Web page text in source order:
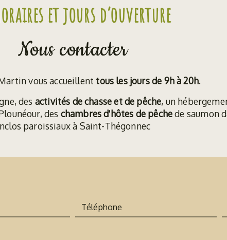
et jours d’ouverture
Nous contacter
vous accueillent tous les jours de 9h à 20h.
des activités de chasse et de pêche, un
des chambres d'hôtes de pêchede saumon
paroissiaux à Saint-Thégonnec